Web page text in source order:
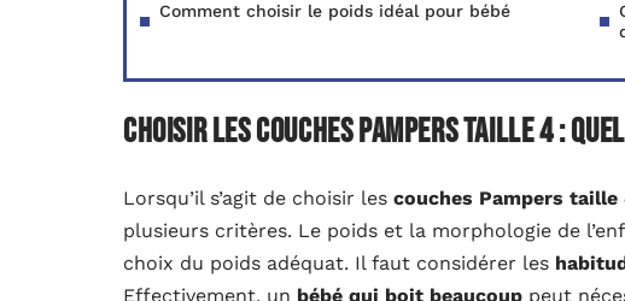
Comment choisir le poids idéal pour bébé
Choisir les couches Pampers taille 4 :
Lorsqu’il s’agit de choisir les couches Pampers taille
plusieurs critères. Le poids et la morphologie de
choix du poids adéquat. Il faut considérer les
Effectivement, un bébé qui boit beaucoup peut